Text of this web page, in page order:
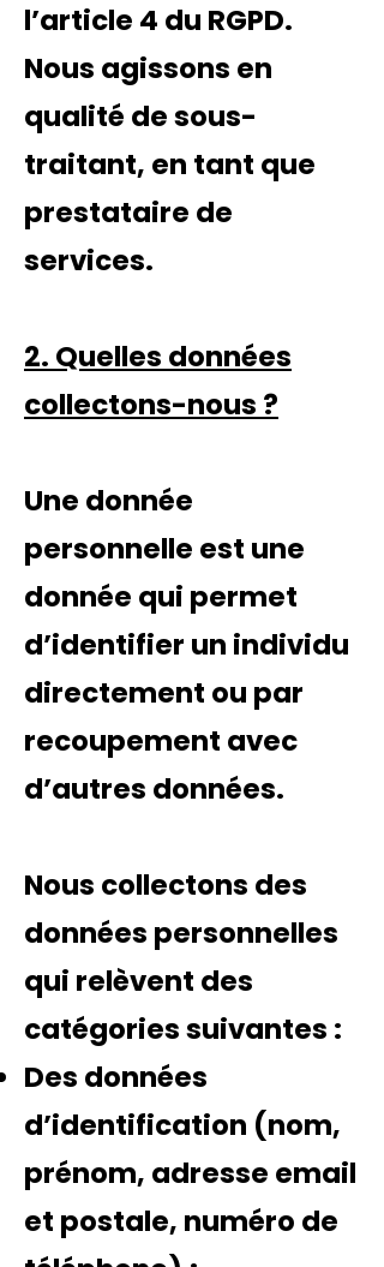
l’article 4 du RGPD.
Nous agissons en
qualité de sous-
traitant, en tant que
prestataire de
services.
2. Quelles données
collectons-nous ?
Une donnée
personnelle est une
donnée qui permet
d’identifier un individu
directement ou par
recoupement avec
d’autres données.
Nous collectons des
données personnelles
qui relèvent des
catégories suivantes :
Des données
d’identification (nom,
prénom, adresse email
et postale, numéro de